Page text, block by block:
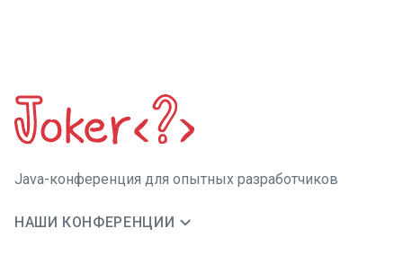
Java-конференция для опытных разработчиков
НАШИ КОНФЕРЕНЦИИ